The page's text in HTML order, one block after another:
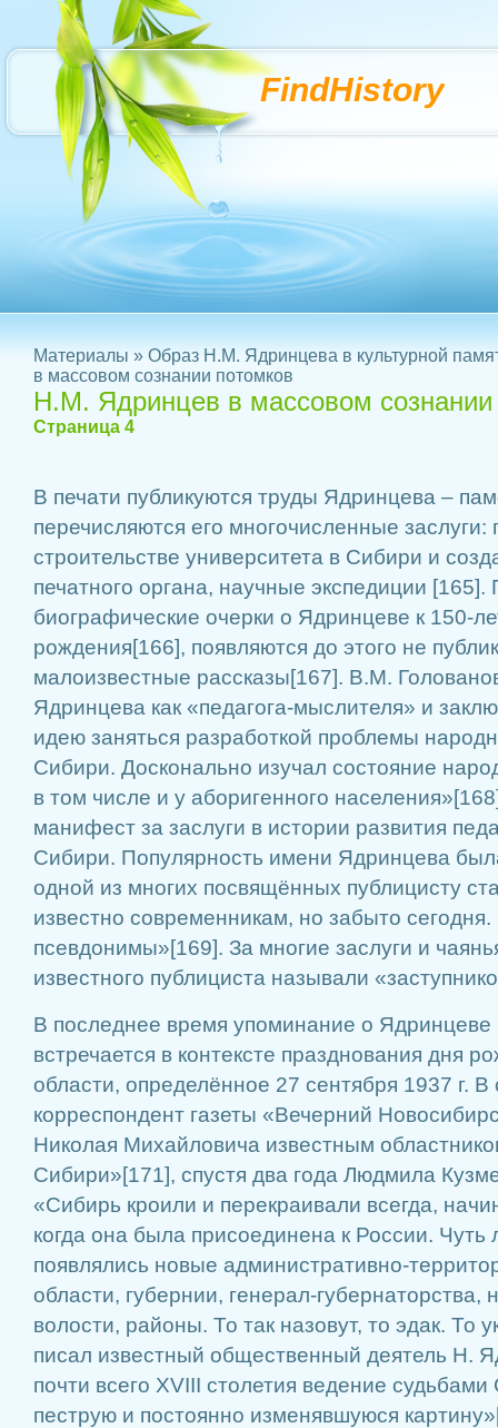
FindHistory
Материалы » Образ Н.М. Ядринцева в культурной
в массовом сознании потомков
Н.М. Ядринцев в массовом сознании
Страница 4
В печати публикуются труды Ядринцева –
перечисляются его многочисленные
строительстве университета в Сибири и
печатного органа, научные экспедиции [165].
биографические очерки о Ядринцеве к 150-
рождения[166], появляются до этого не
малоизвестные рассказы[167]. В.М.
Ядринцева как «педагога-мыслителя» и
идею заняться разработкой проблемы
Сибири. Досконально изучал состояние
в том числе и у аборигенного
манифест за заслуги в истории развития
Сибири. Популярность имени Ядринцева
одной из многих посвящённых публицисту
известно современникам, но забыто сегодня.
псевдонимы»[169]. За многие заслуги и
известного публициста называли
В последнее время упоминание о Ядринцеве
встречается в контексте празднования дня
области, определённое 27 сентября 1937 г.
корреспондент газеты «Вечерний
Николая Михайловича известным
Сибири»[171], спустя два года Людмила
«Сибирь кроили и перекраивали всегда,
когда она была присоединена к России. Чуть
появлялись новые административно-
области, губернии, генерал-губернаторства,
волости, районы. То так назовут, то эдак. То
писал известный общественный деятель Н.
почти всего XVIII столетия ведение
пеструю и постоянно изменявшуюся